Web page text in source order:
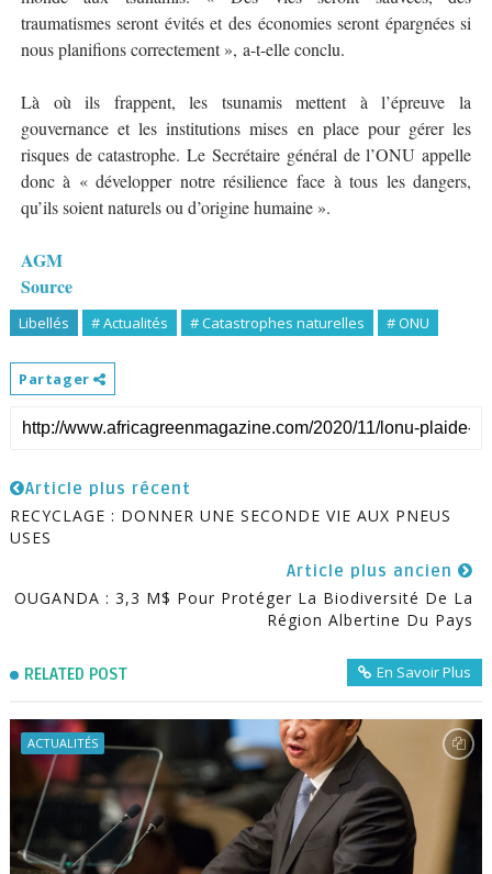
traumatismes seront évités et des économies seront épargnées si
nous planifions correctement », a-t-elle conclu.
Là où ils frappent, les tsunamis mettent à l’épreuve la
gouvernance et les institutions mises en place pour gérer les
risques de catastrophe. Le Secrétaire général de l’ONU appelle
donc à « développer notre résilience face à tous les dangers,
qu’ils soient naturels ou d’origine humaine ».
AGM
Source
Libellés # Actualités # Catastrophes naturelles # ONU
Partager
Article plus récent
RECYCLAGE : DONNER UNE SECONDE VIE AUX PNEUS
USES
Article plus ancien
OUGANDA : 3,3 M$ Pour Protéger La Biodiversité De La
Région Albertine Du Pays
RELATED POST En Savoir Plus
ACTUALITÉS